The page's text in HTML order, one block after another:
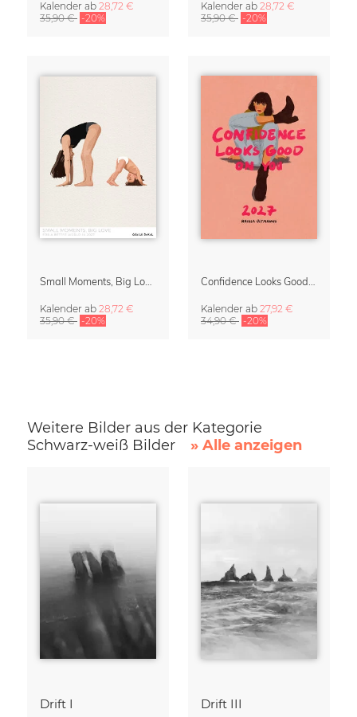
Kalender ab 28,72 €
35,90 € -20%
Kalender ab 28,72 €
35,90 € -20%
Kalender ab 28,72 €
35,90 € -20%
Kalender ab 27,92 €
34,90 € -20%
Weitere Bilder aus der Kategorie
Schwarz-weiß Bilder
» Alle anzeigen
Drift I Drift III